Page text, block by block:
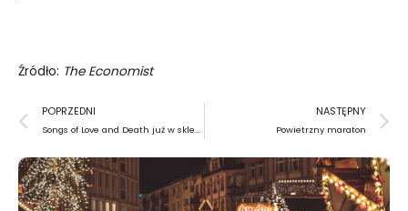
Źródło: The Economist
Prev
POPRZEDNI
Songs of Love and Death już w sklepach
NASTĘPNY
Powietrzny maraton